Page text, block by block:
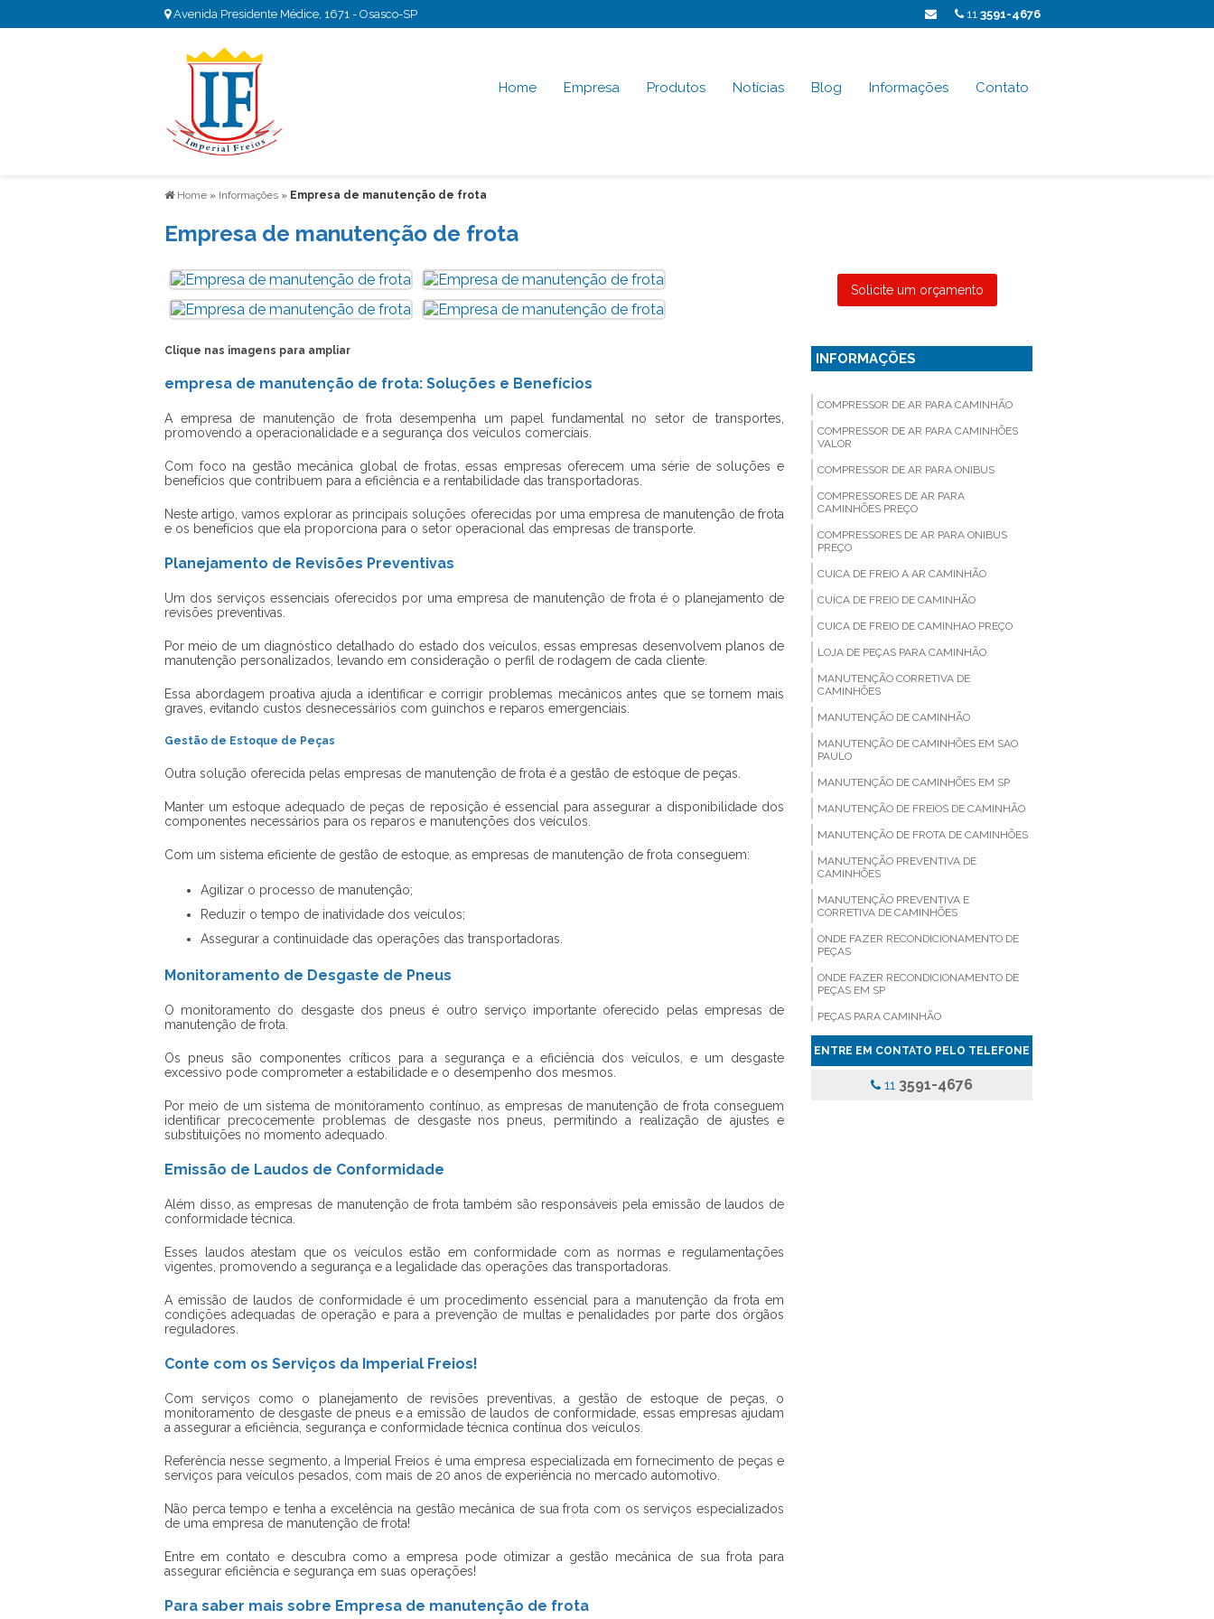
Avenida Presidente Médice, 1671 - Osasco-SP 11 3591-4676
Home Empresa Produtos Notícias Blog Informações Contato
Home » Informações » Empresa de manutenção de frota
Empresa de manutenção de frota
Clique nas imagens para ampliar
empresa de manutenção de frota: Soluções e Benefícios
A empresa de manutenção de frota desempenha um papel fundamental no setor de transportes,
promovendo a operacionalidade e a segurança dos veículos comerciais.
Com foco na gestão mecânica global de frotas, essas empresas oferecem uma série de soluções e
benefícios que contribuem para a eficiência e a rentabilidade das transportadoras.
Neste artigo, vamos explorar as principais soluções oferecidas por uma empresa de manutenção de frota
e os benefícios que ela proporciona para o setor operacional das empresas de transporte.
Planejamento de Revisões Preventivas
Um dos serviços essenciais oferecidos por uma empresa de manutenção de frota é o planejamento de
revisões preventivas.
Por meio de um diagnóstico detalhado do estado dos veículos, essas empresas desenvolvem planos de
manutenção personalizados, levando em consideração o perfil de rodagem de cada cliente.
Essa abordagem proativa ajuda a identificar e corrigir problemas mecânicos antes que se tornem mais
graves, evitando custos desnecessários com guinchos e reparos emergenciais.
Gestão de Estoque de Peças
Outra solução oferecida pelas empresas de manutenção de frota é a gestão de estoque de peças.
Manter um estoque adequado de peças de reposição é essencial para assegurar a disponibilidade dos
componentes necessários para os reparos e manutenções dos veículos.
Com um sistema eficiente de gestão de estoque, as empresas de manutenção de frota conseguem:
Agilizar o processo de manutenção;
Reduzir o tempo de inatividade dos veículos;
Assegurar a continuidade das operações das transportadoras.
Monitoramento de Desgaste de Pneus
O monitoramento do desgaste dos pneus é outro serviço importante oferecido pelas empresas de
manutenção de frota.
Os pneus são componentes críticos para a segurança e a eficiência dos veículos, e um desgaste
excessivo pode comprometer a estabilidade e o desempenho dos mesmos.
Por meio de um sistema de monitoramento contínuo, as empresas de manutenção de frota conseguem
identificar precocemente problemas de desgaste nos pneus, permitindo a realização de ajustes e
substituições no momento adequado.
Emissão de Laudos de Conformidade
Além disso, as empresas de manutenção de frota também são responsáveis pela emissão de laudos de
conformidade técnica.
Esses laudos atestam que os veículos estão em conformidade com as normas e regulamentações
vigentes, promovendo a segurança e a legalidade das operações das transportadoras.
A emissão de laudos de conformidade é um procedimento essencial para a manutenção da frota em
condições adequadas de operação e para a prevenção de multas e penalidades por parte dos órgãos
reguladores.
Conte com os Serviços da Imperial Freios!
Com serviços como o planejamento de revisões preventivas, a gestão de estoque de peças, o
monitoramento de desgaste de pneus e a emissão de laudos de conformidade, essas empresas ajudam
a assegurar a eficiência, segurança e conformidade técnica contínua dos veículos.
Referência nesse segmento, a Imperial Freios é uma empresa especializada em fornecimento de peças e
serviços para veículos pesados, com mais de 20 anos de experiência no mercado automotivo.
Não perca tempo e tenha a excelência na gestão mecânica de sua frota com os serviços especializados
de uma empresa de manutenção de frota!
Entre em contato e descubra como a empresa pode otimizar a gestão mecânica de sua frota para
assegurar eficiência e segurança em suas operações!
Para saber mais sobre Empresa de manutenção de frota
Solicite um orçamento
INFORMAÇÕES
COMPRESSOR DE AR PARA CAMINHÃO
COMPRESSOR DE AR PARA CAMINHÕES
VALOR
COMPRESSOR DE AR PARA ONIBUS
COMPRESSORES DE AR PARA
CAMINHÕES PREÇO
COMPRESSORES DE AR PARA ONIBUS
PREÇO
CUICA DE FREIO A AR CAMINHÃO
CUÍCA DE FREIO DE CAMINHÃO
CUICA DE FREIO DE CAMINHAO PREÇO
LOJA DE PEÇAS PARA CAMINHÃO
MANUTENÇÃO CORRETIVA DE
CAMINHÕES
MANUTENÇÃO DE CAMINHÃO
MANUTENÇÃO DE CAMINHÕES EM SAO
PAULO
MANUTENÇÃO DE CAMINHÕES EM SP
MANUTENÇÃO DE FREIOS DE CAMINHÃO
MANUTENÇÃO DE FROTA DE CAMINHÕES
MANUTENÇÃO PREVENTIVA DE
CAMINHÕES
MANUTENÇÃO PREVENTIVA E
CORRETIVA DE CAMINHÕES
ONDE FAZER RECONDICIONAMENTO DE
PEÇAS
ONDE FAZER RECONDICIONAMENTO DE
PEÇAS EM SP
PEÇAS PARA CAMINHÃO
PEÇAS PARA CAMINHÃO EM SÃO PAULO
PEÇAS PARA CAMINHÃO PREÇO
ENTRE EM CONTATO PELO TELEFONE
11 3591-4676